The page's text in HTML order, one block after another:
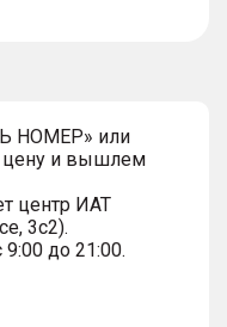
НОМЕР» или
цену и вышлем
центр ИАТ
3с2).
до 21:00.